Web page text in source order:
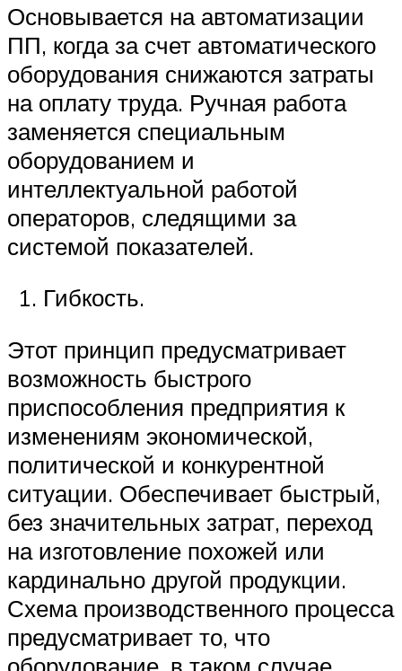
Основывается на автоматизации
ПП, когда за счет автоматического
оборудования снижаются затраты
на оплату труда. Ручная работа
заменяется специальным
оборудованием и
интеллектуальной работой
операторов, следящими за
системой показателей.
Гибкость.
Этот принцип предусматривает
возможность быстрого
приспособления предприятия к
изменениям экономической,
политической и конкурентной
ситуации. Обеспечивает быстрый,
без значительных затрат, переход
на изготовление похожей или
кардинально другой продукции.
Схема производственного процесса
предусматривает то, что